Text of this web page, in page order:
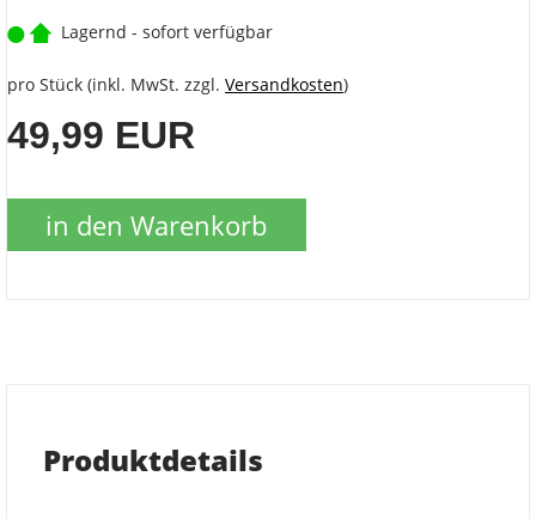
Lagernd - sofort verfügbar
pro Stück (inkl. MwSt. zzgl. Versandkosten)
49,99 EUR
in den Warenkorb
Produktdetails